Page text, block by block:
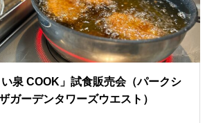
い泉 COOK」試食販売会（パークシ
ガーデンタワーズウエスト）